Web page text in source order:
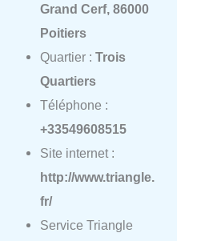
Grand Cerf, 86000
Poitiers
Quartier : Trois
Quartiers
Téléphone :
+33549608515
Site internet :
http://www.triangle.
fr/
Service Triangle